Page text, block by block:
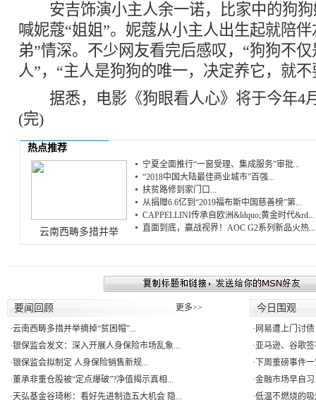
安吉饰演小主人余一诺，比家中的狗狗
喊妮蔻“姐姐”。妮蔻从小主人出生起就陪
弟”情深。不少网友看完后感叹，“狗狗不
人”，“主人是狗狗的唯一，决定养它，就
据悉，电影《狗眼看人心》将于今年4
(完)
热点推荐
云南西畴多措并举
宁夏全面推行“一窗受理、集成服务”审批...
“2018中国大陆最佳商业城市”百强...
扶贫路修到家门口...
从捐赠6.6亿到“2019福布斯中国慈善榜”第...
CAPPELLINI传承自欧洲&ldquo;黄金时代&rd...
直面到底，赢战视界！AOC G2系列新品火热...
要闻回顾 更多>>
·云南西畴多措并举摘掉“贫困帽”...
·银保监会发文：深入开展人身保险市场乱象...
·银保监会拟制定 人身保险销售新规...
·董承非重仓股被“定点爆破”?净值揭示真相...
·天弘基金谷琦彬：看好先进制造五大机会 隐...
今日围观
· 网易遭上门讨
·亚马逊、谷歌
· 下周重磅事件
·金融市场早自
·低温不燃烧的